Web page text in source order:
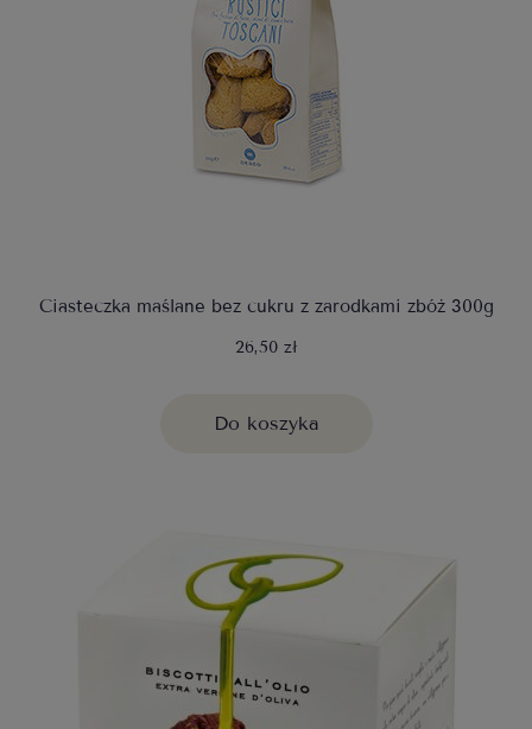
Ciasteczka maślane bez cukru z zarodkami zbóż 300g
26,50 zł
Do koszyka